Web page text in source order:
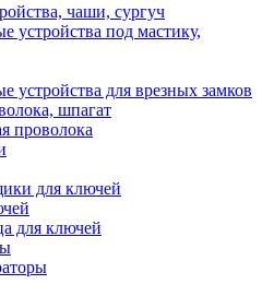
чаши, сургуч
устройства под мастику,
устройства для врезных замков
шпагат
проволока
для ключей
для ключей